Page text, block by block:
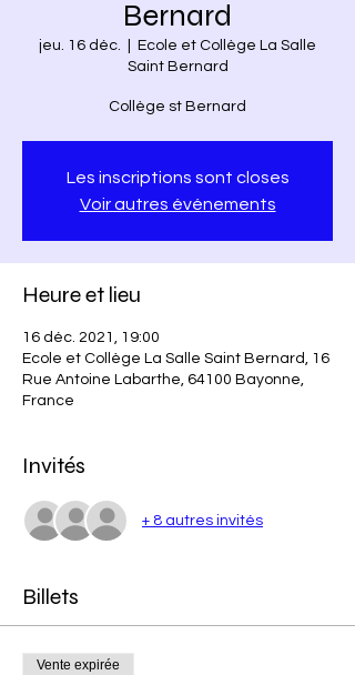
Bernard
jeu. 16 déc.
Ecole et Collège La Salle
Saint Bernard
Collège st Bernard
Les inscriptions sont closes
Voir autres événements
Heure et lieu
16 déc. 2021, 19:00
Ecole et Collège La Salle Saint Bernard, 16
Rue Antoine Labarthe, 64100 Bayonne,
France
Invités
+ 8 autres invités
Billets
Vente expirée